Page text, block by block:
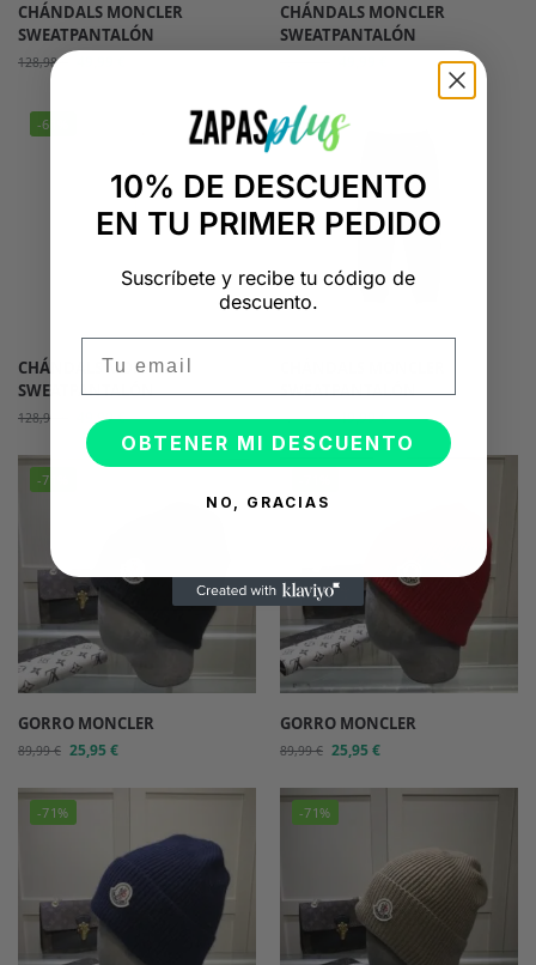
CHÁNDALS MONCLER
SWEATPANTALÓN
128,98
CHÁNDALS MONCLER
SWEATPANTALÓN
-61%
CHÁNDALS MONCLER
SWEATPANTALÓN
128,98 49,99€
-61%
SWEATPANTALÓN
128,98€ 49,99€
-71%
GORRO MONCLER
89,99€ 25,95€
GORRO MONCLER
89,99€ 25,95€
-71% -71%
10% DE DESCUENTO
EN TU PRIMER PEDIDO
Suscríbete y recibe tu código de
descuento.
OBTENER MI DESCUENTO
NO, GRACIAS